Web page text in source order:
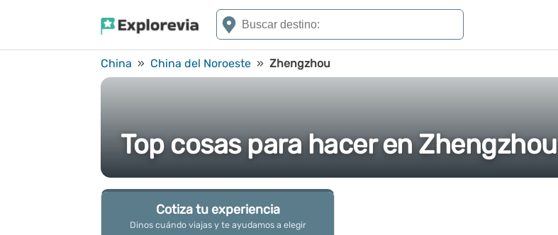
China » China del Noroeste » Zhengzhou
Top cosas para hacer en Zhengzhou
Cotiza tu experiencia
Dinos cuándo viajas y te ayudamos a elegir